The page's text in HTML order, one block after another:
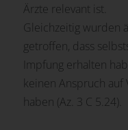
Ärzte relevant ist.
Gleichzeitig wurden
getroffen, dass
Impfung erhalten
keinen Anspruch
haben (Az. 3 C 5.24).